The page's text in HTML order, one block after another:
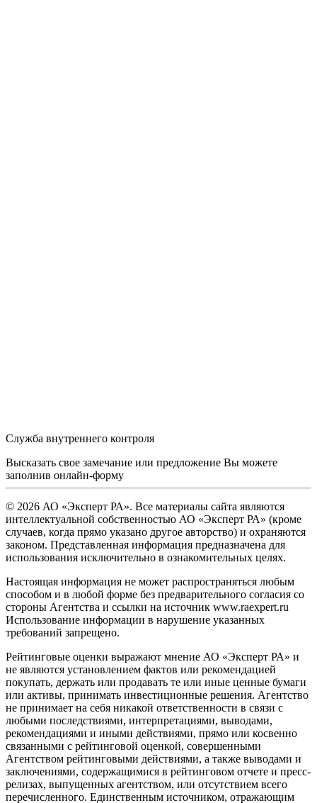
Служба внутреннего контроля
Высказать свое замечание или предложение Вы можете
заполнив онлайн-форму
© 2026 АО «Эксперт РА». Все материалы сайта являются
интеллектуальной собственностью АО «Эксперт РА» (кроме
случаев, когда прямо указано другое авторство) и охраняются
законом. Представленная информация предназначена для
использования исключительно в ознакомительных целях.
Настоящая информация не может распространяться любым
способом и в любой форме без предварительного согласия со
стороны Агентства и ссылки на источник www.raexpert.ru
Использование информации в нарушение указанных
требований запрещено.
Рейтинговые оценки выражают мнение АО «Эксперт РА» и
не являются установлением фактов или рекомендацией
покупать, держать или продавать те или иные ценные бумаги
или активы, принимать инвестиционные решения. Агентство
не принимает на себя никакой ответственности в связи с
любыми последствиями, интерпретациями, выводами,
рекомендациями и иными действиями, прямо или косвенно
связанными с рейтинговой оценкой, совершенными
Агентством рейтинговыми действиями, а также выводами и
заключениями, содержащимися в рейтинговом отчете и пресс-
релизах, выпущенных агентством, или отсутствием всего
перечисленного. Единственным источником, отражающим